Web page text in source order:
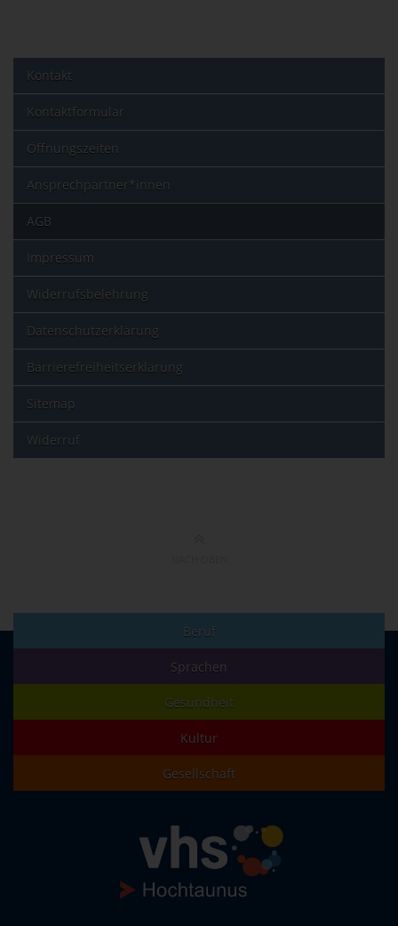
Kontakt
Kontaktformular
Öffnungszeiten
Ansprechpartner*innen
AGB
Impressum
Widerrufsbelehrung
Datenschutzerklärung
Barrierefreiheitserklärung
Sitemap
Widerruf
Beruf
Sprachen
Gesundheit
Kultur
Gesellschaft